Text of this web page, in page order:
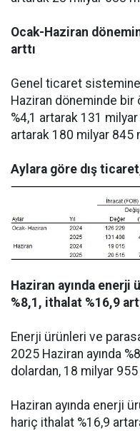
Ocak-Haziran
arttı
Genel ticaret sistemine
Haziran döneminde bir
%4,1 artarak 131
artarak 180 milyar 845
Aylara göre dış
Haziran ayında enerji
%8,1, ithalat %16,9
Enerji ürünleri ve
2025 Haziran ayında
dolardan, 18 milyar
Haziran ayında enerji
hariç ithalat %16,9